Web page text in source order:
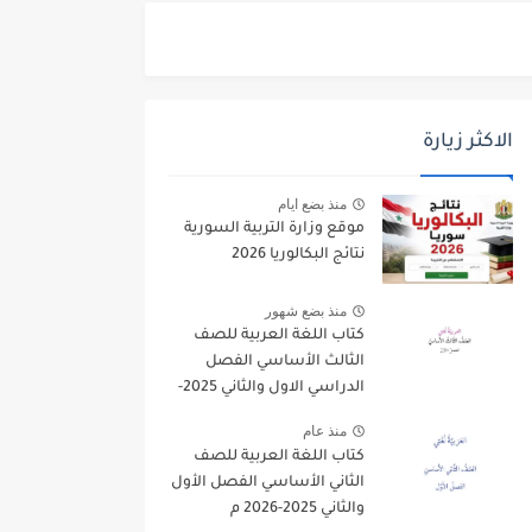
الاكثر زيارة
منذ بضع ايام
موقع وزارة التربية السورية
نتائج البكالوريا 2026
منذ بضع شهور
كتاب اللغة العربية للصف
الثالث الأساسي الفصل
الدراسي الاول والثاني 2025-
منذ عام
كتاب اللغة العربية للصف
الثاني الأساسي الفصل الأول
والثاني 2025-2026 م